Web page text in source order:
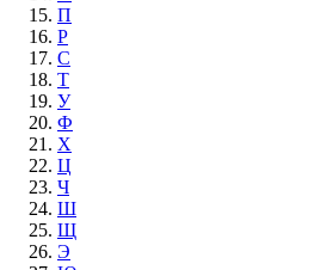
П
Р
С
Т
У
Ф
Х
Ц
Ч
Ш
Щ
Э